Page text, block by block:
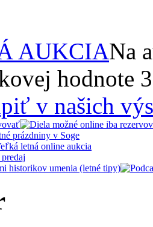
AUKCIANa
hodnote
v našich
historikov umenia (letné tipy)